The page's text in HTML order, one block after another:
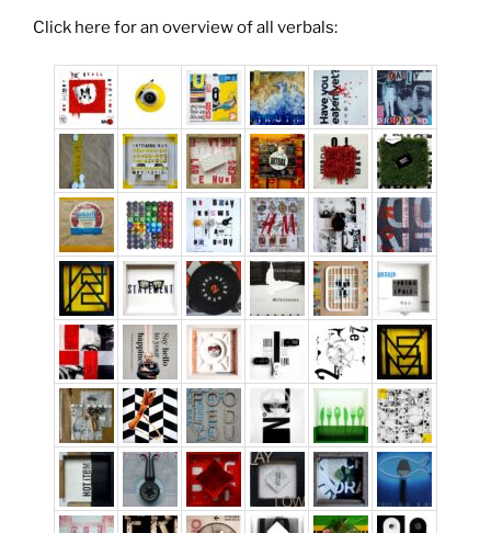
Click here for an overview of all verbals: